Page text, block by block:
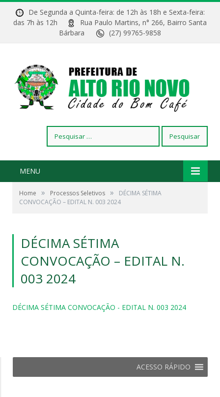
De Segunda a Quinta-feira: de 12h às 18h e Sexta-feira:
das 7h às 12h
Rua Paulo Martins, n° 266, Bairro Santa
Bárbara
(27) 99765-9858
por:
MENU
Home » Processos Seletivos »
DÉCIMA SÉTIMA
CONVOCAÇÃO – EDITAL N. 003 2024
DÉCIMA SÉTIMA
CONVOCAÇÃO – EDITAL N.
003 2024
DÉCIMA SÉTIMA CONVOCAÇÃO - EDITAL N. 003 2024
ACESSO RÁPIDO